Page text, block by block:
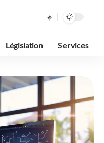
Législation Services